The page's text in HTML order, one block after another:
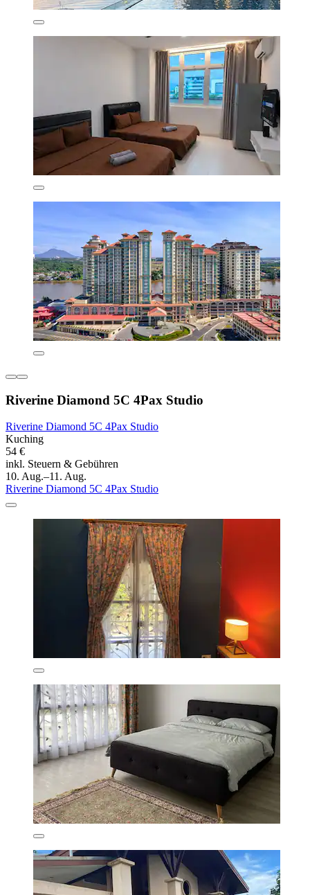
Riverine Diamond 5C 4Pax Studio
Riverine Diamond 5C 4Pax Studio
Kuching
54 €
inkl. Steuern & Gebühren
10. Aug.–11. Aug.
Riverine Diamond 5C 4Pax Studio